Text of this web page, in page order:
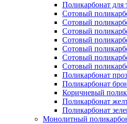
Поликарбонат для
Сотовый
Сотовый
Сотовый
Сотовый
Сотовый
Сотовый
Сотовый
Поликарбонат
Поликарбонат
Коричневый
Поликарбонат
Поликарбонат
Монолитный